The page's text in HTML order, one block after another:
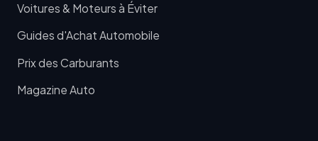
Voitures & Moteurs à Éviter
Guides d'Achat Automobile
Prix des Carburants
Magazine Auto